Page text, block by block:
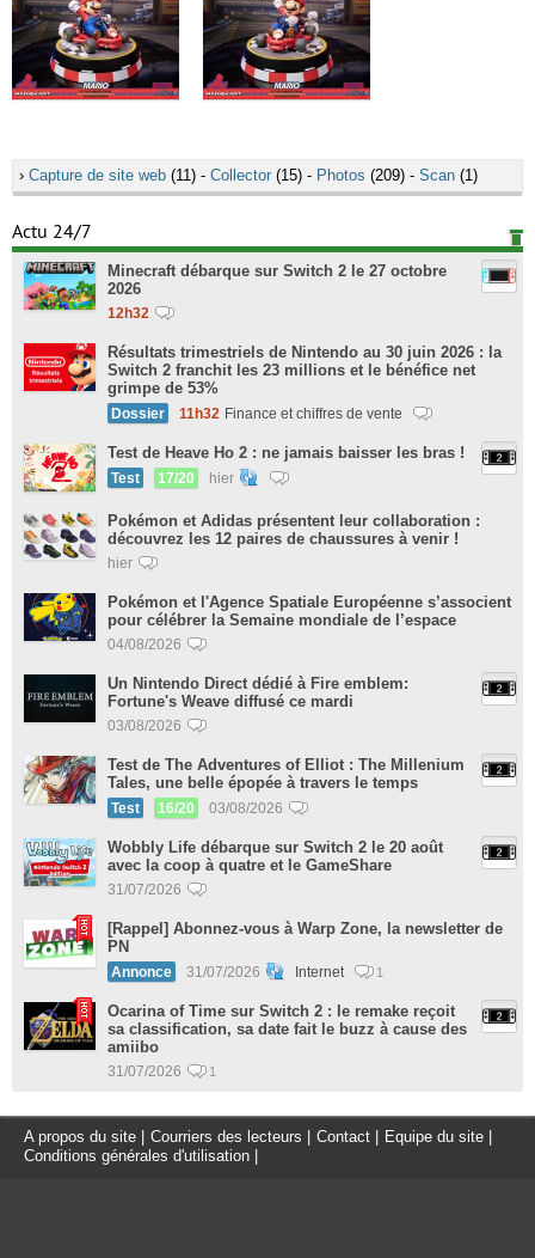
› Capture de site web (11) - Collector (15) - Photos (209) - Scan (1)
Actu 24/7
Minecraft débarque sur Switch 2 le 27 octobre
2026
12h32
Résultats trimestriels de Nintendo au 30 juin 2026 : la
Switch 2 franchit les 23 millions et le bénéfice net
grimpe de 53%
Dossier 11h32 Finance et chiffres de vente
Test de Heave Ho 2 : ne jamais baisser les bras !
Test 17/20 hier
Pokémon et Adidas présentent leur collaboration :
découvrez les 12 paires de chaussures à venir !
hier
Pokémon et l'Agence Spatiale Européenne s’associent
pour célébrer la Semaine mondiale de l’espace
04/08/2026
Un Nintendo Direct dédié à Fire emblem:
Fortune's Weave diffusé ce mardi
03/08/2026
Test de The Adventures of Elliot : The Millenium
Tales, une belle épopée à travers le temps
Test 16/20 03/08/2026
Wobbly Life débarque sur Switch 2 le 20 août
avec la coop à quatre et le GameShare
31/07/2026
[Rappel] Abonnez-vous à Warp Zone, la newsletter de
PN
Annonce 31/07/2026 Internet 1
Ocarina of Time sur Switch 2 : le remake reçoit
sa classification, sa date fait le buzz à cause des
amiibo
31/07/2026 1
A propos du site Courriers des lecteurs Contact Equipe du site
Conditions générales d'utilisation